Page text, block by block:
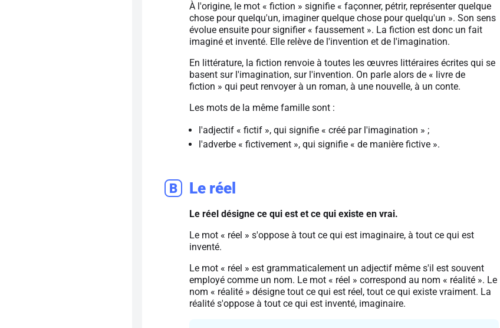
À l'origine, le mot « fiction » signifie « façonner, pétrir, représenter quelque
chose pour quelqu'un, imaginer quelque chose pour quelqu'un ». Son sens
évolue ensuite pour signifier « faussement ». La fiction est donc un fait
imaginé et inventé. Elle relève de l'invention et de l'imagination.
En littérature, la fiction renvoie à toutes les œuvres littéraires écrites qui se
basent sur l'imagination, sur l'invention. On parle alors de « livre de
fiction » qui peut renvoyer à un roman, à une nouvelle, à un conte.
Les mots de la même famille sont :
l'adjectif « fictif », qui signifie « créé par l'imagination » ;
l'adverbe « fictivement », qui signifie « de manière fictive ».
B Le réel
Le réel désigne ce qui est et ce qui existe en vrai.
Le mot « réel » s'oppose à tout ce qui est imaginaire, à tout ce qui est
inventé.
Le mot « réel » est grammaticalement un adjectif même s'il est souvent
employé comme un nom. Le mot « réel » correspond au nom « réalité ». Le
nom « réalité » désigne tout ce qui est réel, tout ce qui existe vraiment. La
réalité s'oppose à tout ce qui est inventé, imaginaire.